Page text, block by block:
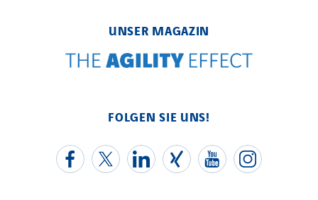
UNSER MAGAZIN
FOLGEN SIE UNS!
Gauriau Entreprise
Getelec Martinique
Greenaffair